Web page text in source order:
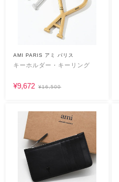
AMI PARIS アミ パリス
キーホルダー・キーリング
¥9,672 ¥16,500